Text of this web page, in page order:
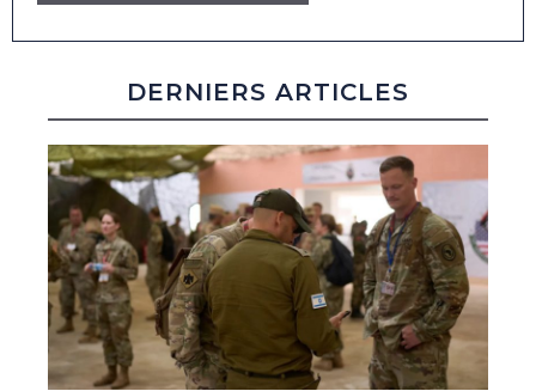
DERNIERS ARTICLES